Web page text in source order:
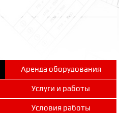
Аренда оборудования
Услуги и работы
Условия работы